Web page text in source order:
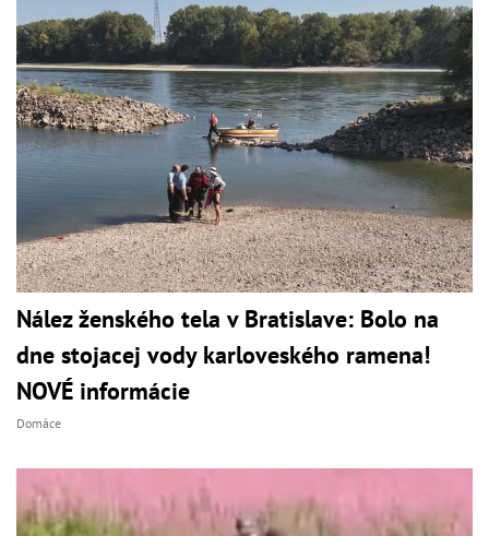
Nález ženského tela v Bratislave: Bolo na
dne stojacej vody karloveského ramena!
NOVÉ informácie
Domáce